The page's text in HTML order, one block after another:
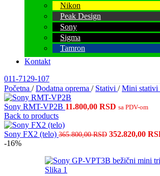
Nikon
Peak Design
Sony
Sigma
Tamron
Kontakt
011-7129-107
Početna / Dodatna oprema / Stativi / Mini stativi
Sony RMT-VP2B 11.800,00 RSD sa PDV-om
Back to products
Sony FX2 (telo) 365.800,00RSD Originalna
bila:
352.820,00
-16%